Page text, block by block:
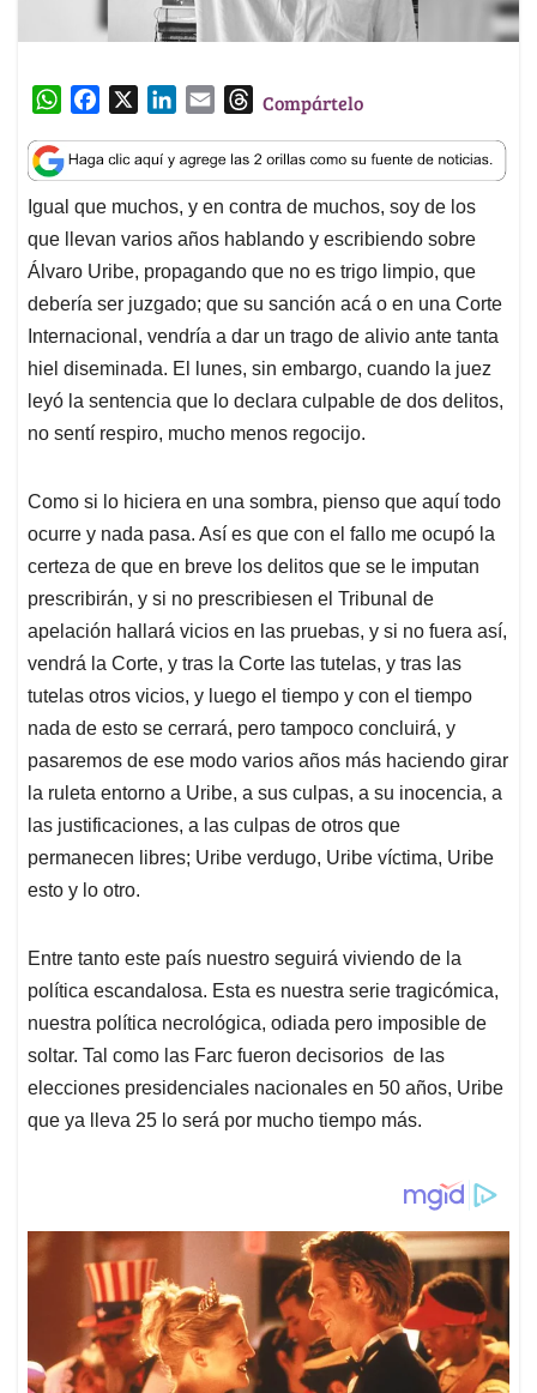
W
a
t
s
A
p
p
c
e
b
o
o
k
n
k
e
d
I
n
a
i
l
T
r
e
a
d
s
Compártelo
Igual que muchos, y en contra de muchos, soy de los
que llevan varios años hablando y escribiendo sobre
Álvaro Uribe, propagando que no es trigo limpio, que
debería ser juzgado; que su sanción acá o en una Corte
Internacional, vendría a dar un trago de alivio ante tanta
hiel diseminada. El lunes, sin embargo, cuando la juez
leyó la sentencia que lo declara culpable de dos delitos,
no sentí respiro, mucho menos regocijo.
Como si lo hiciera en una sombra, pienso que aquí todo
ocurre y nada pasa. Así es que con el fallo me ocupó la
certeza de que en breve los delitos que se le imputan
prescribirán, y si no prescribiesen el Tribunal de
apelación hallará vicios en las pruebas, y si no fuera así,
vendrá la Corte, y tras la Corte las tutelas, y tras las
tutelas otros vicios, y luego el tiempo y con el tiempo
nada de esto se cerrará, pero tampoco concluirá, y
pasaremos de ese modo varios años más haciendo girar
la ruleta entorno a Uribe, a sus culpas, a su inocencia, a
las justificaciones, a las culpas de otros que
permanecen libres; Uribe verdugo, Uribe víctima, Uribe
esto y lo otro.
Entre tanto este país nuestro seguirá viviendo de la
política escandalosa. Esta es nuestra serie tragicómica,
nuestra política necrológica, odiada pero imposible de
soltar. Tal como las Farc fueron decisorios de las
elecciones presidenciales nacionales en 50 años, Uribe
que ya lleva 25 lo será por mucho tiempo más.